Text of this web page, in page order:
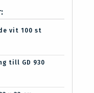
vit 100 st
till GD 930